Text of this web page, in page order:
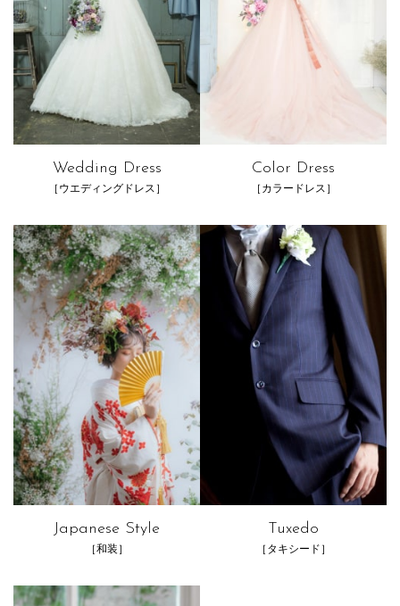
Wedding Dress
［ウエディングドレス］
Color Dress
［カラードレス］
Japanese Style
［和装］
Tuxedo
［タキシード］